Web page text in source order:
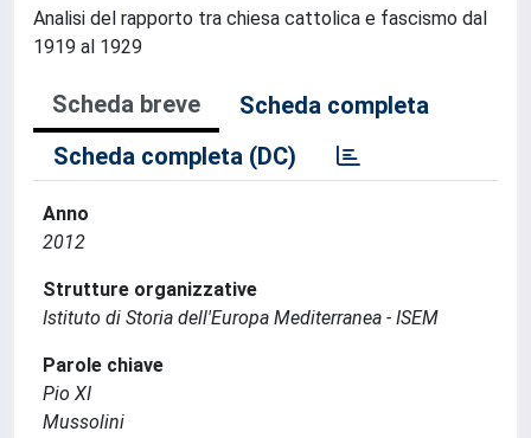
Analisi del rapporto tra chiesa cattolica e fascismo dal
1919 al 1929
Scheda breve
Scheda completa
Scheda completa (DC)
Anno
2012
Strutture organizzative
Istituto di Storia dell'Europa Mediterranea - ISEM
Parole chiave
Pio XI
Mussolini